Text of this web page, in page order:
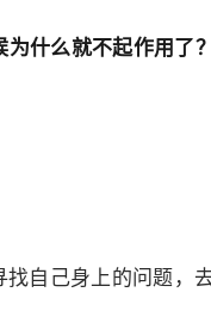
什么就不起作用了？
自己身上的问题，